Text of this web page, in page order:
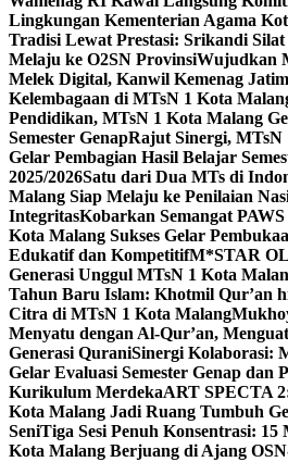
Lingkungan Kementerian Agama
Tradisi Lewat Prestasi: Srikandi
Melaju ke O2SN ProvinsiWujudkan
Melek Digital, Kanwil Kemenag
Kelembagaan di MTsN 1 Kota
Pendidikan, MTsN 1 Kota Malang
Semester GenapRajut Sinergi, MTsN
Gelar Pembagian Hasil Belajar
2025/2026Satu dari Dua MTs di
Malang Siap Melaju ke Penilaian
IntegritasKobarkan Semangat
Kota Malang Sukses Gelar
Edukatif dan KompetitifM*STAR
Generasi Unggul MTsN 1 Kota
Tahun Baru Islam: Khotmil Qur’an
Citra di MTsN 1 Kota Malang
Menyatu dengan Al-Qur’an,
Generasi QuraniSinergi Kolaborasi:
Gelar Evaluasi Semester Genap dan
Kurikulum MerdekaART SPECTA
Kota Malang Jadi Ruang Tumbuh
SeniTiga Sesi Penuh Konsentrasi:
Kota Malang Berjuang di Ajang